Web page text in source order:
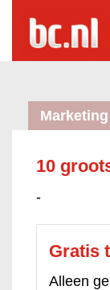
10
-
Gratis
Alleen